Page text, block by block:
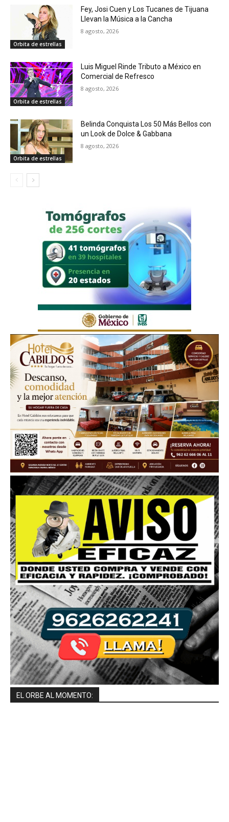
Orbita de estrellas
Fey, Josi Cuen y Los Tucanes de Tijuana
Llevan la Música a la Cancha
8 agosto, 2026
Orbita de estrellas
Luis Miguel Rinde Tributo a México en
Comercial de Refresco
8 agosto, 2026
Orbita de estrellas
Belinda Conquista Los 50 Más Bellos con
un Look de Dolce & Gabbana
8 agosto, 2026
EL ORBE AL MOMENTO: